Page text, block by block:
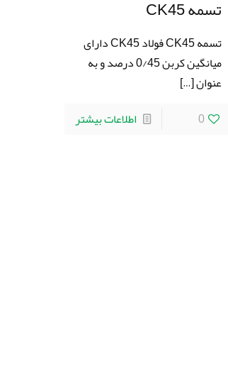
تسمه CK45
تسمه CK45 فولاد CK45 دارای
میانگین کربن 0/45 درصد و به
عنوان[…]
0
اطلاعات بیشتر